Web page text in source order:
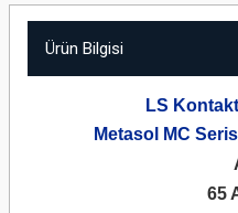
Ürün Bilgisi
LS
Metasol MC
65